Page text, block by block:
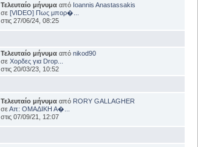
Τελευταίο μήνυμα από Ioannis Anastassakis
σε[VIDEO] Πως μπορ�...
στις 27/06/24, 08:25
Τελευταίο μήνυμα απόnikod90
σεΧορδες για Drop...
στις 20/03/23, 10:52
Τελευταίο μήνυμα από RORY GALLAGHER
σεΑπ: ΟΜΑΔΙΚΗ Α�...
στις 07/09/21, 12:07